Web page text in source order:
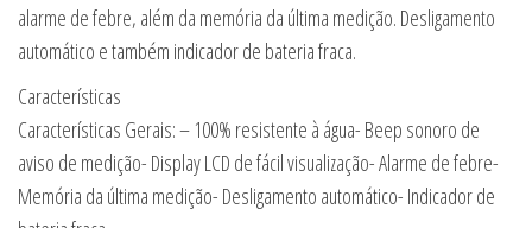
alarme de febre, além da memória da última medição. Desligamento
automático e também indicador de bateria fraca.
Características
Características Gerais: – 100% resistente à água- Beep sonoro de
aviso de medição- Display LCD de fácil visualização- Alarme de febre-
Memória da última medição- Desligamento automático- Indicador de